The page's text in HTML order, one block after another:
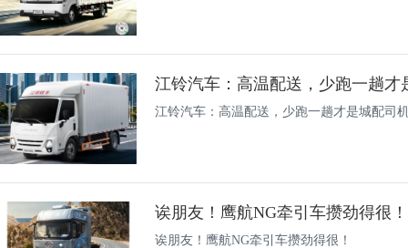
江铃汽车：高温配送，少跑一趟才
江铃汽车：高温配送，少跑一趟才是城配司
诶朋友！鹰航NG牵引车攒劲得很！
诶朋友！鹰航NG牵引车攒劲得很！